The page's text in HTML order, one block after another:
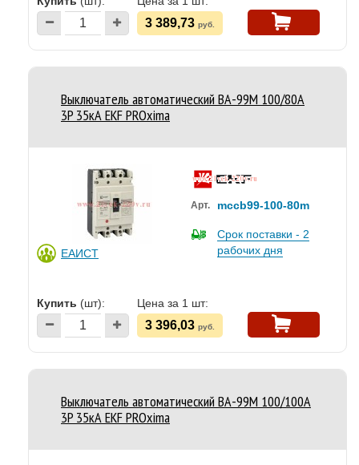
3 389,73 руб.
Выключатель автоматический ВА-99M 100/80А
3P 35кА EKF PROxima
ЕАИСТ
Арт. mccb99-100-80m
Срок поставки - 2
рабочих дня
Купить (шт): Цена за 1 шт:
3 396,03 руб.
Выключатель автоматический ВА-99M 100/100А
3P 35кА EKF PROxima